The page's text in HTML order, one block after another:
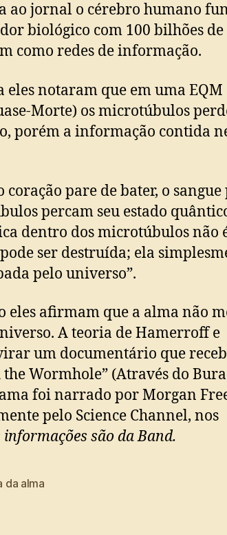
ao jornal o cérebro humano
biológico com 100 bilhões de
como redes de informação.
eles notaram que em uma EQM
Morte) os microtúbulos
porém a informação contida
coração pare de bater, o sangue
percam seu estado
dentro dos microtúbulos não
ser destruída; ela
pelo universo”.
eles afirmam que a alma não
A teoria de Hamerroff e
um documentário que
Wormhole” (Através do
foi narrado por Morgan
pelo Science Channel, nos
são da Band.
da alma